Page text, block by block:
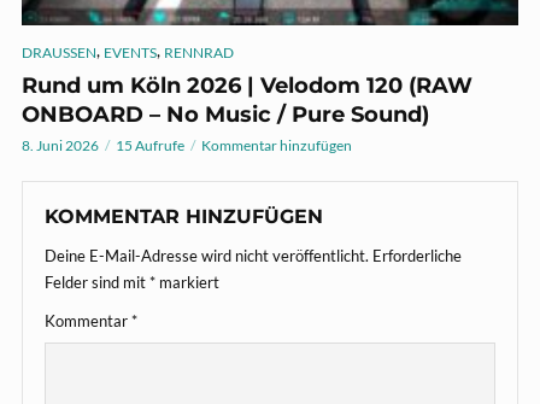
DRAUSSEN, EVENTS, RENNRAD
Rund um Köln 2026 | Velodom 120 (RAW
ONBOARD – No Music / Pure Sound)
8. Juni 2026 15 Aufrufe Kommentar hinzufügen
KOMMENTAR HINZUFÜGEN
Deine E-Mail-Adresse wird nicht veröffentlicht. Erforderliche
Felder sind mit* markiert
Kommentar*